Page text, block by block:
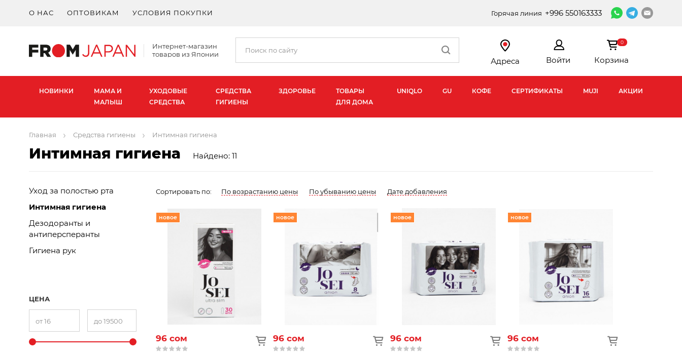
О НАС ОПТОВИКАМ УСЛОВИЯ ПОКУПКИ Горячая линия +996 550163333
Интернет-магазин
товаров из Японии
Адреса Войти
0
Корзина
НОВИНКИ
МАМА И
МАЛЫШ
УХОДОВЫЕ
СРЕДСТВА
СРЕДСТВА
ГИГИЕНЫ
ЗДОРОВЬЕ
ТОВАРЫ
ДЛЯ ДОМА
UNIQLO GU КОФЕ СЕРТИФИКАТЫ MUJI АКЦИИ
Главная Средства гигиены Интимная гигиена
Интимная гигиена Найдено: 11
Уход за полостью рта
Интимная гигиена
Дезодоранты и
антиперсперанты
Гигиена рук
ЦЕНА
Сортировать по: По возрастанию цены По убыванию цены Дате добавления
новое
96 сом
новое
96 сом
новое
96 сом
новое
96 сом